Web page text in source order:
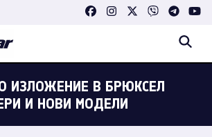
ИЗЛОЖЕНИЕ В БРЮКСЕЛ
И НОВИ МОДЕЛИ